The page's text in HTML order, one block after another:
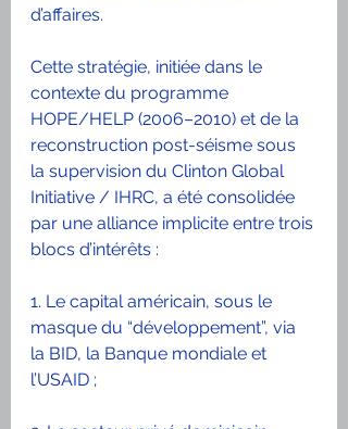
d’affaires.
Cette stratégie, initiée dans le
contexte du programme
HOPE/HELP (2006–2010) et de la
reconstruction post-séisme sous
la supervision du Clinton Global
Initiative / IHRC, a été consolidée
par une alliance implicite entre trois
blocs d’intérêts :
1. Le capital américain, sous le
masque du “développement”, via
la BID, la Banque mondiale et
l’USAID ;